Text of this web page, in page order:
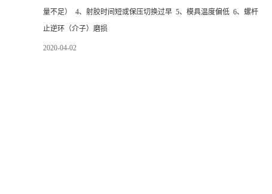
量不足） 4、射胶时间短或保压切换过早 5、模具温度偏低 6、螺杆
止逆环（介子）磨损
2020-04-02